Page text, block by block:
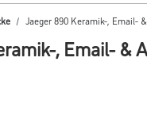
Jaeger 890 Keramik-, Email-
, Email- &